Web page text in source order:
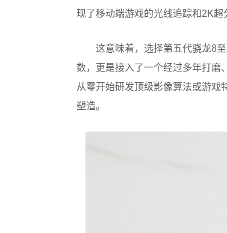
现了移动端游戏的光线追踪和2K超
这意味着，选择第五代骁龙8
数，更是接入了一个经过多年打磨
从零开始研发顶级影像算法或游戏
塑造。